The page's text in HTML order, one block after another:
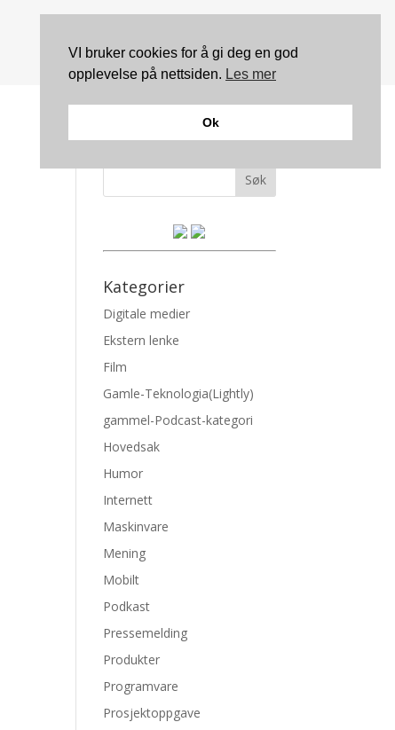
Søk
Kategorier
Digitale medier
Ekstern lenke
Film
Gamle-Teknologia(Lightly)
gammel-Podcast-kategori
Hovedsak
Humor
Internett
Maskinvare
Mening
Mobilt
Podkast
Pressemelding
Produkter
Programvare
Prosjektoppgave
VI bruker cookies for å gi deg en god
opplevelse på nettsiden. Les mer
Ok